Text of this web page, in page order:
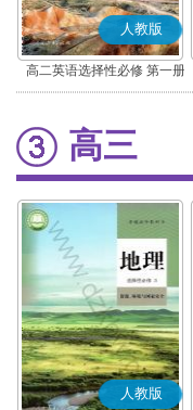
人教版
高二英语选择性必修 第一册
高三
人教版